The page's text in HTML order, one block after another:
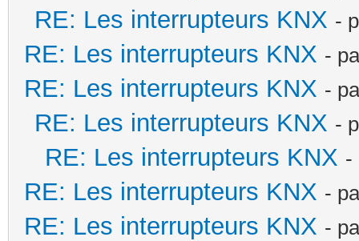
RE: Les interrupteurs KNX -
RE: Les interrupteurs KNX -
RE: Les interrupteurs KNX -
RE: Les interrupteurs KNX -
RE: Les interrupteurs KNX -
RE: Les interrupteurs KNX -
RE: Les interrupteurs KNX -